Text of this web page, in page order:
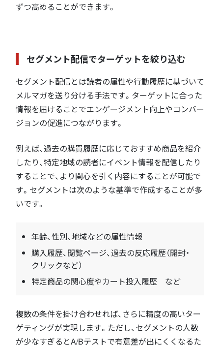
ずつ高めることができます。
セグメント配信でターゲットを絞り込む
セグメント配信とは読者の属性や行動履歴に基づいて
メルマガを送り分ける手法です。ターゲットに合った
情報を届けることでエンゲージメント向上やコンバー
ジョンの促進につながります。
例えば、過去の購買履歴に応じておすすめ商品を紹介
したり、特定地域の読者にイベント情報を配信したり
することで、より関心を引く内容にすることが可能で
す。セグメントは次のような基準で作成することが多
いです。
年齢、性別、地域などの属性情報
購入履歴、閲覧ページ、過去の反応履歴（開封・
クリックなど）
特定商品の関心度やカート投入履歴 など
複数の条件を掛け合わせれば、さらに精度の高いター
ゲティングが実現します。ただし、セグメントの人数
が少なすぎるとA/Bテストで有意差が出にくくなるた